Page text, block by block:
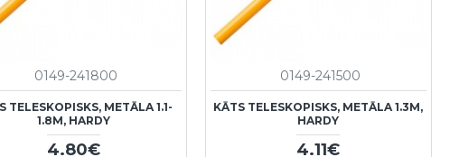
0149-241800
TELESKOPISKS, METĀLA 1.1-
1.8M, HARDY
4.80€
0149-241500
KĀTS TELESKOPISKS, METĀLA 1.3M,
HARDY
4.11€